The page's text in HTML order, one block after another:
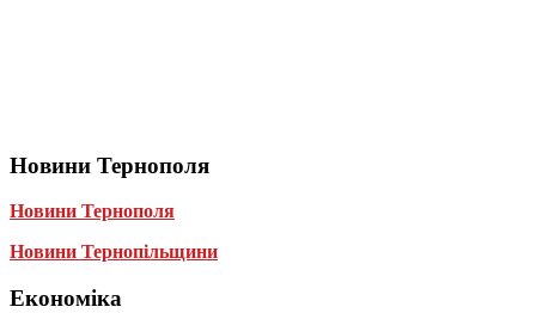
Новини Тернополя
Новини Тернополя
Новини Тернопільщини
Економіка